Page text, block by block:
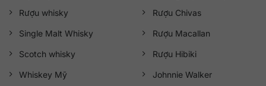
Rượu whisky
Single Malt Whisky
Scotch whisky
Whiskey Mỹ
Rượu Chivas
Rượu Macallan
Rượu Hibiki
Johnnie Walker